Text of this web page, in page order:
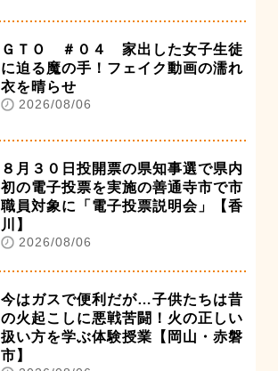
ＧＴＯ ＃０４ 家出した女子生徒
に迫る魔の手！フェイク動画の濡れ
衣を晴らせ
2026/08/06
８月３０日投開票の県知事選で県内
初の電子投票を実施の善通寺市で市
職員対象に「電子投票説明会」【香
川】
2026/08/06
今はガスで便利だが…子供たちは昔
の火起こしに悪戦苦闘！火の正しい
扱い方を学ぶ体験授業【岡山・赤磐
市】